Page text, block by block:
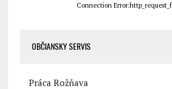
Connection
OBČIANSKY SERVIS
Práca Rožňava